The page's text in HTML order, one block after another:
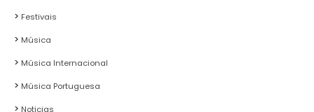
Festivais
Música
Música Internacional
Música Portuguesa
Noticias